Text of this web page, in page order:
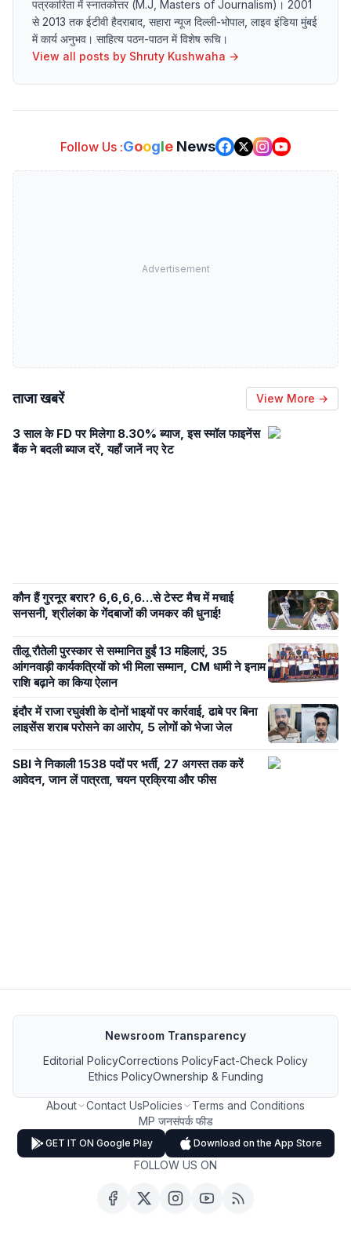
पत्रकारिता में स्नातकोत्तर (M.J, Masters of Journalism)। 2001
से 2013 तक ईटीवी हैदराबाद, सहारा न्यूज दिल्ली-भोपाल, लाइव इंडिया मुंबई
में कार्य अनुभव। साहित्य पठन-पाठन में विशेष रूचि।
View all posts by Shruty Kushwaha →
Follow Us :Google News
Advertisement
ताजा खबरें View More →
3 साल के FD पर मिलेगा 8.30% ब्याज, इस स्मॉल फाइनेंस
बैंक ने बदली ब्याज दरें, यहाँ जानें नए रेट
कौन हैं गुरनूर बरार? 6,6,6,6…से टेस्ट मैच में मचाई
सनसनी, श्रीलंका के गेंदबाजों की जमकर की धुनाई!
तीलू रौतेली पुरस्कार से सम्मानित हुईं 13 महिलाएं, 35
आंगनवाड़ी कार्यकत्रियों को भी मिला सम्मान, CM धामी ने इनाम
राशि बढ़ाने का किया ऐलान
इंदौर में राजा रघुवंशी के दोनों भाइयों पर कार्रवाई, ढाबे पर बिना
लाइसेंस शराब परोसने का आरोप, 5 लोगों को भेजा जेल
SBI ने निकाली 1538 पदों पर भर्ती, 27 अगस्त तक करें
आवेदन, जान लें पात्रता, चयन प्रक्रिया और फीस
Newsroom Transparency
Editorial PolicyCorrections PolicyFact-Check Policy
Ethics PolicyOwnership & Funding
About Contact UsPolicies
Terms and Conditions
MP जनसंपर्क फीड
GET IT ON Google Play Download on the App Store
FOLLOW US ON